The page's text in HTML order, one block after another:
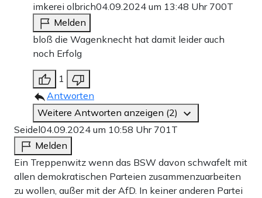
imkerei olbrich04.09.2024 um 13:48 Uhr 700T
Melden
bloß die Wagenknecht hat damit leider auch
noch Erfolg
1
Antworten
Weitere Antworten anzeigen (2)
Seidel04.09.2024 um 10:58 Uhr 701T
Melden
Ein Treppenwitz wenn das BSW davon schwafelt mit
allen demokratischen Parteien zusammenzuarbeiten
zu wollen, außer mit der AfD. In keiner anderen Partei